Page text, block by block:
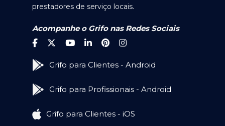
prestadores de serviço locais.
Acompanhe o Grifo nas Redes Sociais
Grifo para Clientes - Android
Grifo para Profissionais - Android
Grifo para Clientes - iOS